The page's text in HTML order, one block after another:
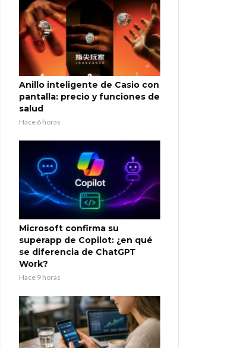
Anillo inteligente de Casio con
pantalla: precio y funciones de
salud
Hace 6 horas
Microsoft confirma su
superapp de Copilot: ¿en qué
se diferencia de ChatGPT
Work?
Hace 9 horas